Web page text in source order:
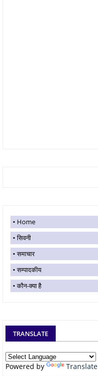
Home
सिवनी
समाचार
सम्पादकीय
कौन-क्या है
TRANSLATE
Powered by Translate